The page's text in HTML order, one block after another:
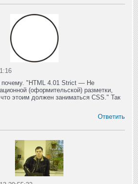
почему. "HTML 4.01 Strict — Не
(оформительской) разметки,
этоим должен заниматься CSS." Так
Ответить